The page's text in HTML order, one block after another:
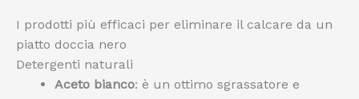
I prodotti più efficaci per eliminare il calcare da un
piatto doccia nero
Detergenti naturali
Aceto bianco: è un ottimo sgrassatore e